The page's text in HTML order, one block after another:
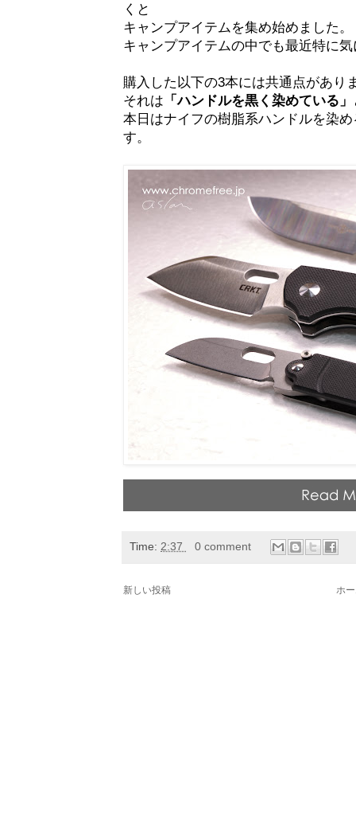
くと
キャンプアイテムを集め始めました。
キャンプアイテムの中でも最近特に
購入した以下の3本には共通点があり
それは 「ハンドルを黒く染めている」
本日はナイフの樹脂系ハンドルを染
す。
Time: 2:37 0 comment
新しい投稿 ホ